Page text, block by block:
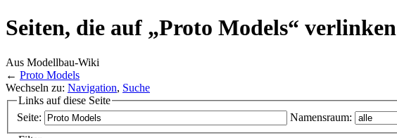
Seiten, die auf „Proto Models“ verlinken
Aus Modellbau-Wiki
← Proto Models
Wechseln zu: Navigation, Suche
Links auf diese Seite
Seite:
Namensraum: